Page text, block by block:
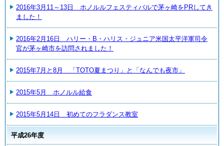
2016年3月11～13日 ホノルルフェスティバルで茅ヶ崎をPRしてき
ました！
2016年2月16日 ハリー・B・ハリス・ジュニア米国太平洋軍司令
官が茅ヶ崎市を訪問されました！
2015年7月と8月 「TOTO夏まつり」と「なんでも夜市」
2015年5月 ホノルル給食
2015年5月14日 初めてのフラダンス教室
平成26年度